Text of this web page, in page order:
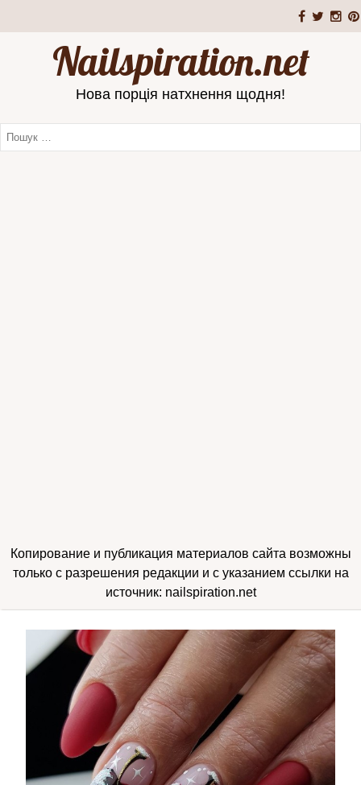
Nailspiration.net
Нова порція натхнення щодня!
Копирование и публикация материалов сайта возможны
только с разрешения редакции и с указанием ссылки на
источник: nailspiration.net